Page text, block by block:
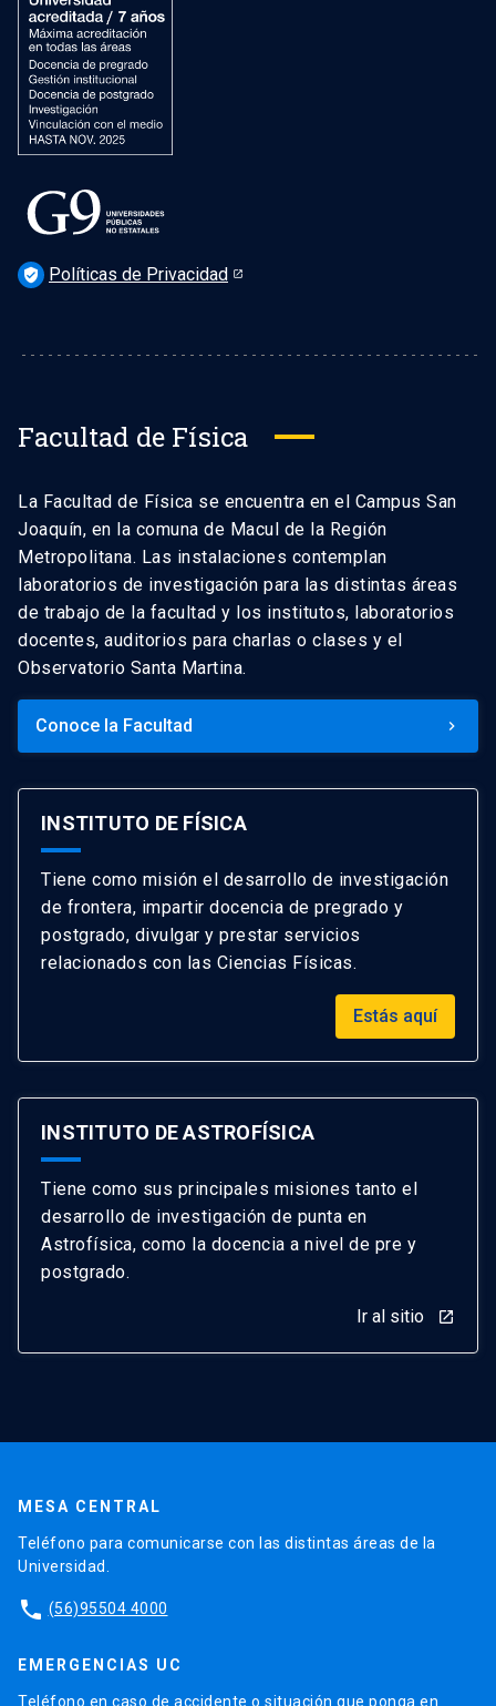
verified_user Políticas de Privacidad
Facultad de Física
La Facultad de Física se encuentra en el Campus San
Joaquín, en la comuna de Macul de la Región
Metropolitana. Las instalaciones contemplan
laboratorios de investigación para las distintas áreas
de trabajo de la facultad y los institutos, laboratorios
docentes, auditorios para charlas o clases y el
Observatorio Santa Martina.
Conoce la Facultad keyboard_arrow_right
INSTITUTO DE FÍSICA
Tiene como misión el desarrollo de investigación
de frontera, impartir docencia de pregrado y
postgrado, divulgar y prestar servicios
relacionados con las Ciencias Físicas.
Estás aquí
INSTITUTO DE ASTROFÍSICA
Tiene como sus principales misiones tanto el
desarrollo de investigación de punta en
Astrofísica, como la docencia a nivel de pre y
postgrado.
Ir al sitio launch
MESA CENTRAL
Teléfono para comunicarse con las distintas áreas de la
Universidad.
phone (56)95504 4000
EMERGENCIAS UC
Teléfono en caso de accidente o situación que ponga en